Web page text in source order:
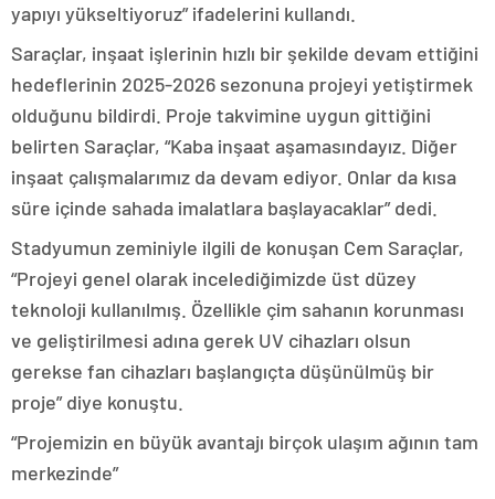
yapıyı yükseltiyoruz” ifadelerini kullandı.
Saraçlar, inşaat işlerinin hızlı bir şekilde devam ettiğini
hedeflerinin 2025-2026 sezonuna projeyi yetiştirmek
olduğunu bildirdi. Proje takvimine uygun gittiğini
belirten Saraçlar, “Kaba inşaat aşamasındayız. Diğer
inşaat çalışmalarımız da devam ediyor. Onlar da kısa
süre içinde sahada imalatlara başlayacaklar” dedi.
Stadyumun zeminiyle ilgili de konuşan Cem Saraçlar,
“Projeyi genel olarak incelediğimizde üst düzey
teknoloji kullanılmış. Özellikle çim sahanın korunması
ve geliştirilmesi adına gerek UV cihazları olsun
gerekse fan cihazları başlangıçta düşünülmüş bir
proje” diye konuştu.
“Projemizin en büyük avantajı birçok ulaşım ağının tam
merkezinde”